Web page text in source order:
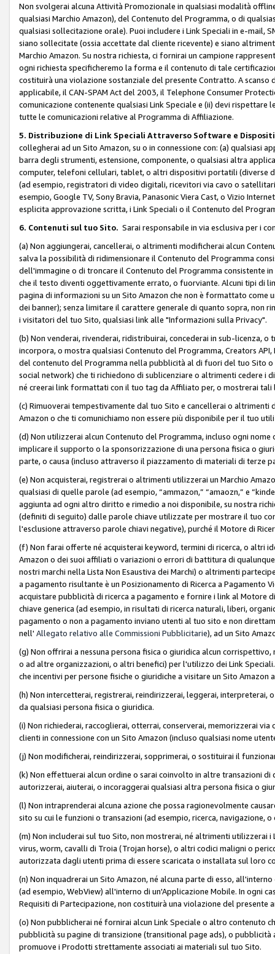
Non svolgerai alcuna Attività Promozionale in qualsiasi modalità
qualsiasi Marchio Amazon), del Contenuto del Programma, o di
qualsiasi sollecitazione orale). Puoi includere i Link Speciali in e-mail,
siano sollecitate (ossia accettate dal cliente ricevente) e siano
Marchio Amazon. Su nostra richiesta, ci fornirai un campione
ogni richiesta specificheremo la forma e il contenuto di tale
costituirà una violazione sostanziale del presente Contratto. A
applicabile, il CAN-SPAM Act del 2003, il Telephone Consumer
comunicazione contenente qualsiasi Link Speciale e (ii) devi
tutte le comunicazioni relative al Programma di Affiliazione.
5. Distribuzione di Link Speciali Attraverso Software e
collegherai ad un Sito Amazon, su o in connessione con: (a)
barra degli strumenti, estensione, componente, o qualsiasi altra
computer, telefoni cellulari, tablet, o altri dispositivi portatili (diverse
(ad esempio, registratori di video digitali, ricevitori via cavo o
esempio, Google TV, Sony Bravia, Panasonic Viera Cast, o Vizio
esplicita approvazione scritta, i Link Speciali o il Contenuto del
6. Contenuti sul tuo Sito. Sarai responsabile in via esclusiva per i
(a) Non aggiungerai, cancellerai, o altrimenti modificherai alcun
salva la possibilità di ridimensionare il Contenuto del Programma
dell'immagine o di troncare il Contenuto del Programma consistente
che il testo diventi oggettivamente errato, o fuorviante. Alcuni tipi di
pagina di informazioni su un Sito Amazon che non è formattato
dei banner); senza limitare il carattere generale di quanto sopra, non
i visitatori del tuo Sito, qualsiasi link alle "Informazioni sulla Privacy".
(b) Non venderai, rivenderai, ridistribuirai, concederai in sub-licenza,
incorpora, o mostra qualsiasi Contenuto del Programma, Creators
del contenuto del Programma nella pubblicità al di fuori del tuo Sito
social network) che ti richiedono di sublicenziare o altrimenti cedere i
né creerai link formattati con il tuo tag da Affiliato per, o mostrerai tali
(c) Rimuoverai tempestivamente dal tuo Sito e cancellerai o
Amazon o che ti comunichiamo non essere più disponibile per il tuo
(d) Non utilizzerai alcun Contenuto del Programma, incluso ogni
implicare il supporto o la sponsorizzazione di una persona fisica o
parte, o causa (incluso attraverso il piazzamento di materiali di terze
(e) Non acquisterai, registrerai o altrimenti utilizzerai un Marchio
qualsiasi di quelle parole (ad esempio, “ammazon,” “amaozn,” e
aggiunta ad ogni altro diritto e rimedio a noi disponibile, su nostra
(definiti di seguito) dalle parole chiave utilizzate per mostrare il tuo
l'esclusione attraverso parole chiavi negative), purché il Motore di
(f) Non farai offerte né acquisterai keyword, termini di ricerca, o altri
Amazon o dei suoi affiliati o variazioni o errori di battitura di
nostri marchi nella Lista Non Esaustiva dei Marchi) o altrimenti
a pagamento risultante è un Posizionamento di Ricerca a Pagamento
acquistare pubblicità di ricerca a pagamento e fornire i link al Motore
chiave generica (ad esempio, in risultati di ricerca naturali, liberi,
pagamento o non a pagamento inviano utenti al tuo sito e non
nell' Allegato relativo alle Commissioni Pubblicitarie), ad un Sito
(g) Non offrirai a nessuna persona fisica o giuridica alcun
o ad altre organizzazioni, o altri benefici) per l'utilizzo dei Link
che incentivi per persone fisiche o giuridiche a visitare un Sito
(h) Non intercetterai, registrerai, reindirizzerai, leggerai,
da qualsiasi persona fisica o giuridica.
(i) Non richiederai, raccoglierai, otterrai, conserverai, memorizzerai
clienti in connessione con un Sito Amazon (incluso qualsiasi nome
(j) Non modificherai, reindirizzerai, sopprimerai, o sostituirai il
(k) Non effettuerai alcun ordine o sarai coinvolto in altre transazioni
autorizzerai, aiuterai, o incoraggerai qualsiasi altra persona fisica o
(l) Non intraprenderai alcuna azione che possa ragionevolmente
sito su cui le funzioni o transazioni (ad esempio, ricerca, navigazione,
(m) Non includerai sul tuo Sito, non mostrerai, né altrimenti utilizzerai
virus, worm, cavalli di Troia (Trojan horse), o altri codici maligni o
autorizzata dagli utenti prima di essere scaricata o installata sul loro
(n) Non inquadrerai un Sito Amazon, né alcuna parte di esso,
(ad esempio, WebView) all'interno di un'Applicazione Mobile. In ogni
Requisiti di Partecipazione, non costituirà una violazione del presente
(o) Non pubblicherai né fornirai alcun Link Speciale o altro contenuto
pubblicità su pagine di transizione (transitional page ads), o
promuove i Prodotti strettamente associati ai materiali sul tuo Sito.